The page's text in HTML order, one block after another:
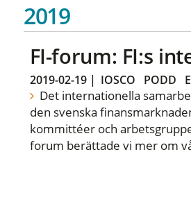
2019
FI-forum: FI:s
2019-02-19| IOSCO PODD
Det internationella
den svenska
kommittéer och
forum berättade vi mer om